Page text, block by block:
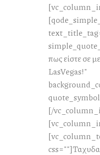
πως είστε σε
LasVegas!"
[/